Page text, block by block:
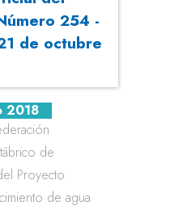
254 -
de octubre
2018
de
Proyecto
de agua